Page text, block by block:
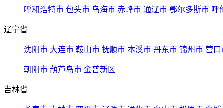
呼和浩特市 包头市 乌海市 赤峰市 通辽市 鄂尔多斯市 呼
辽宁省
沈阳市 大连市 鞍山市 抚顺市 本溪市 丹东市 锦州市 营口
朝阳市 葫芦岛市 金普新区
吉林省